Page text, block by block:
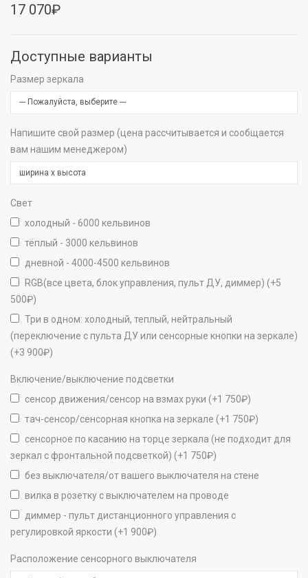
17 070₽
Доступные варианты
Размер зеркала
Напишите свой размер (цена рассчитывается и сообщается
вам нашим менеджером)
Свет
холодный - 6000 кельвинов
тёплый - 3000 кельвинов
дневной - 4000-4500 кельвинов
RGB(все цвета, блок управления, пульт ДУ, диммер) (+5
500₽)
Три в одном: холодный, теплый, нейтральный
(переключение с пульта ДУ или сенсорные кнопки на зеркале)
(+3 900₽)
Включение/выключение подсветки
сенсор движения/сенсор на взмах руки (+1 750₽)
тач-сенсор/сенсорная кнопка на зеркале (+1 750₽)
сенсорное по касанию на торце зеркала (не подходит для
зеркал с фронтальной подсветкой) (+1 750₽)
без выключателя/от вашего выключателя на стене
вилка в розетку с выключателем на проводе
диммер - пульт дистанционного управления с
регулировкой яркости (+1 900₽)
Расположение сенсорного выключателя